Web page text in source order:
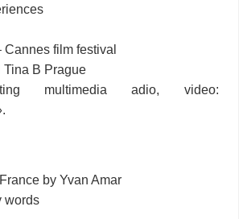
film festival
B Prague
multimedia adio, video:
by Yvan Amar
words